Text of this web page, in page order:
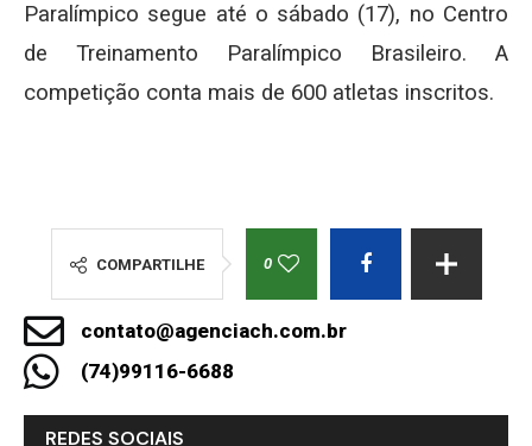
Paralímpico segue até o sábado (17), no Centro
de Treinamento Paralímpico Brasileiro. A
competição conta mais de 600 atletas inscritos.
COMPARTILHE 0
contato@agenciach.com.br
(74)99116-6688
REDES SOCIAIS